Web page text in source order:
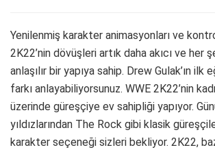
Yenilenmiş karakter animasyonları ve
2K22’nin dövüşleri artık daha akıcı ve her
anlaşılır bir yapıya sahip. Drew Gulak’ın ilk
farkı anlayabiliyorsunuz. WWE 2K22’nin
üzerinde güreşçiye ev sahipliği yapıyor.
yıldızlarından The Rock gibi klasik
karakter seçeneği sizleri bekliyor. 2K22,